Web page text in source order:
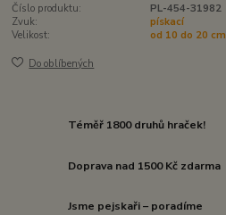
Číslo produktu:
PL-454-31982
Zvuk:
pískací
Velikost:
od 10 do 20 cm
Do oblíbených
Téměř 1800 druhů hraček!
Doprava nad 1500 Kč zdarma
Jsme pejskaři – poradíme